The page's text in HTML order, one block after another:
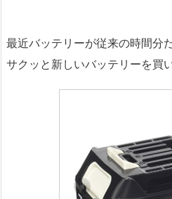
最近バッテリーが従来の時間分
サクッと新しいバッテリーを買